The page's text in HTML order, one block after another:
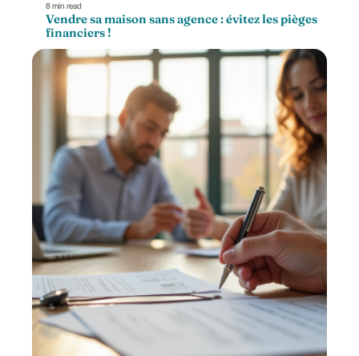
8 min read
Vendre sa maison sans agence : évitez les pièges
financiers !